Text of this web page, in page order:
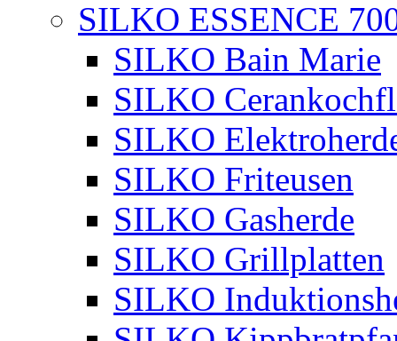
SILKO ESSENCE
SILKO Bain Marie
SILKO
SILKO
SILKO Friteusen
SILKO Gasherde
SILKO Grillplatten
SILKO